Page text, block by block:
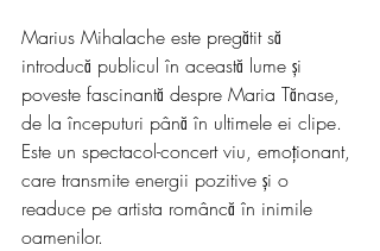
Marius Mihalache este pregătit să
introducă publicul în această lume și
poveste fascinantă despre Maria Tănase,
de la începuturi până în ultimele ei clipe.
Este un spectacol-concert viu, emoționant,
care transmite energii pozitive și o
readuce pe artista româncă în inimile
oamenilor.